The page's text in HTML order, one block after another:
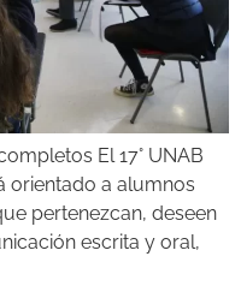
El 17° UNAB
orientado a alumnos
pertenezcan, deseen
escrita y oral,